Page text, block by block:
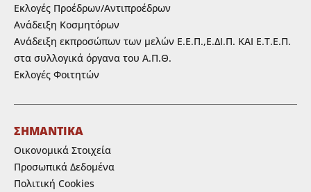
Εκλογές Προέδρων/Αντιπροέδρων
Ανάδειξη Κοσμητόρων
Ανάδειξη εκπροσώπων των μελών Ε.Ε.Π.,Ε.ΔΙ.Π. ΚΑΙ Ε.Τ.Ε.Π.
στα συλλογικά όργανα του Α.Π.Θ.
Εκλογές Φοιτητών
ΣΗΜΑΝΤΙΚΑ
Οικονομικά Στοιχεία
Προσωπικά Δεδομένα
Πολιτική Cookies